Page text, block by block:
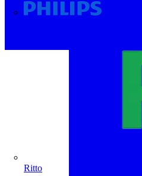
Ritto